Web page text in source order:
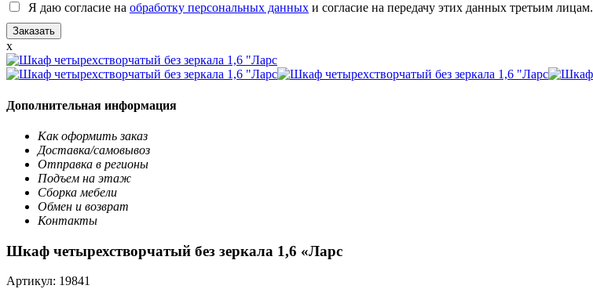
Я даю согласие на обработку персональных данных и согласие на передачу этих данных третьим лицам.
x
Дополнительная информация
Как оформить заказ
Доставка/самовывоз
Отправка в регионы
Подъем на этаж
Сборка мебели
Обмен и возврат
Контакты
Шкаф четырехстворчатый без зеркала 1,6 «Ларс
Артикул: 19841